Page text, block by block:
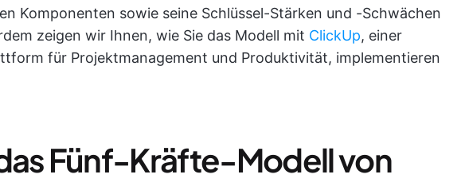
Komponenten sowie seine Schlüssel-Stärken und -Schwächen
zeigen wir Ihnen, wie Sie das Modell mit ClickUp, einer
für Projektmanagement und Produktivität, implementieren
Fünf-Kräfte-Modell von